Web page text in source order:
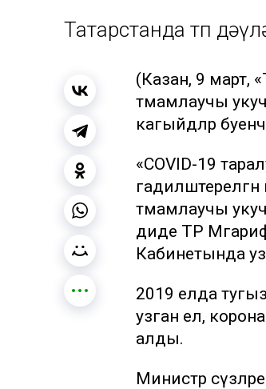
Татарстанда төп
(Казан, 9
тәмамлаучы
кагыйдәләр
«COVID-19
тәмамлаучы
диде ТР
Кабинетында
2019 елда
узган ел,
алды.
Министр